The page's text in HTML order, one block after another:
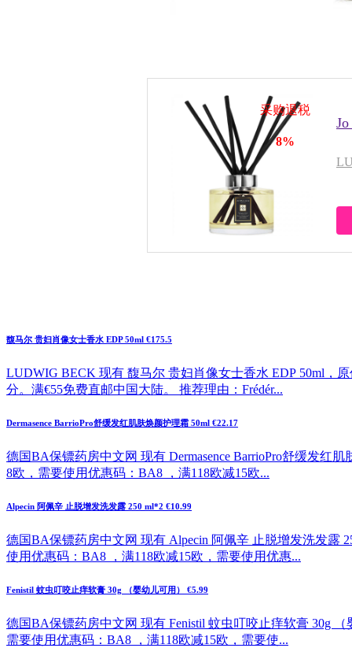
采购退税
8%
馥马尔 贵妇肖像女士香水 EDP 50ml €175.5
LUDWIG BECK 现有 馥马尔 贵妇肖像女士香水 EDP 50ml，
分。满€55免费直邮中国大陆。 推荐理由：Frédér...
Dermasence BarrioPro舒缓发红肌肤焕颜护理霜 50ml €22.17
德国BA保镖药房中文网 现有 Dermasence BarrioPro舒缓发红
8欧，需要使用优惠码：BA8 ，满118欧减15欧...
Alpecin 阿佩辛 止脱增发洗发露 250 ml*2 €10.99
德国BA保镖药房中文网 现有 Alpecin 阿佩辛 止脱增发洗发露
使用优惠码：BA8 ，满118欧减15欧，需要使用优惠...
Fenistil 蚊虫叮咬止痒软膏 30g （婴幼儿可用） €5.99
德国BA保镖药房中文网 现有 Fenistil 蚊虫叮咬止痒软膏 30g
需要使用优惠码：BA8 ，满118欧减15欧，需要使...